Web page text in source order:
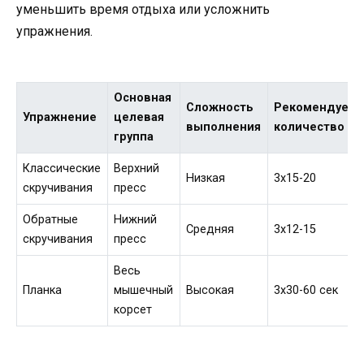
уменьшить время отдыха или усложнить
упражнения.
Упражнение
Основная
целевая
группа
Сложность
выполнения
количество
Классические
скручивания
Верхний
пресс
Низкая 3х15-20
Обратные
скручивания
Нижний
пресс
Средняя 3х12-15
Планка
Весь
мышечный
корсет
Высокая 3х30-60 сек